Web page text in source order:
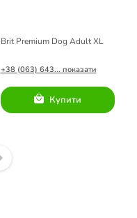
Brit Premium Dog Adult XL
+38 (063) 643... показати
Купити